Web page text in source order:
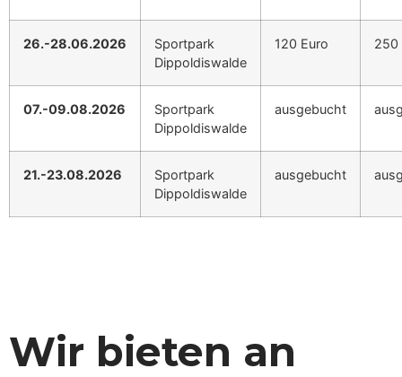
26.-28.06.2026
Sportpark
Dippoldiswalde
120 Euro 250
07.-09.08.2026
Sportpark
Dippoldiswalde
ausgebucht
21.-23.08.2026
Sportpark
Dippoldiswalde
ausgebucht
Wir bieten an